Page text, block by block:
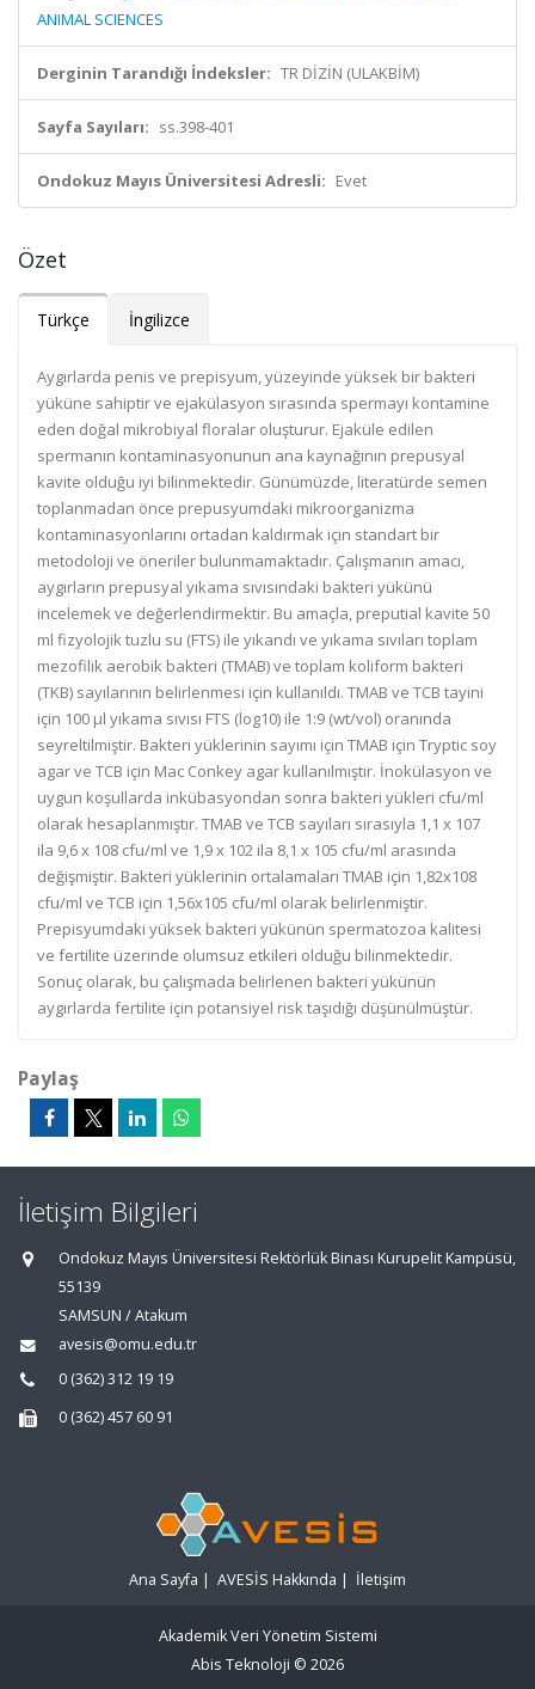
ANIMAL SCIENCES
Derginin Tarandığı İndeksler: TR DİZİN (ULAKBİM)
Sayfa Sayıları: ss.398-401
Ondokuz Mayıs Üniversitesi Adresli: Evet
Özet
Türkçe İngilizce
Aygırlarda penis ve prepisyum, yüzeyinde yüksek bir bakteri
yüküne sahiptir ve ejakülasyon sırasında spermayı kontamine
eden doğal mikrobiyal floralar oluşturur. Ejaküle edilen
spermanın kontaminasyonunun ana kaynağının prepusyal
kavite olduğu iyi bilinmektedir. Günümüzde, literatürde semen
toplanmadan önce prepusyumdaki mikroorganizma
kontaminasyonlarını ortadan kaldırmak için standart bir
metodoloji ve öneriler bulunmamaktadır. Çalışmanın amacı,
aygırların prepusyal yıkama sıvısındaki bakteri yükünü
incelemek ve değerlendirmektir. Bu amaçla, preputial kavite 50
ml fizyolojik tuzlu su (FTS) ile yıkandı ve yıkama sıvıları toplam
mezofilik aerobik bakteri (TMAB) ve toplam koliform bakteri
(TKB) sayılarının belirlenmesi için kullanıldı. TMAB ve TCB tayini
için 100 µl yıkama sıvısı FTS (log10) ile 1:9 (wt/vol) oranında
seyreltilmiştir. Bakteri yüklerinin sayımı için TMAB için Tryptic soy
agar ve TCB için Mac Conkey agar kullanılmıştır. İnokülasyon ve
uygun koşullarda inkübasyondan sonra bakteri yükleri cfu/ml
olarak hesaplanmıştır. TMAB ve TCB sayıları sırasıyla 1,1 x 107
ila 9,6 x 108 cfu/ml ve 1,9 x 102 ila 8,1 x 105 cfu/ml arasında
değişmiştir. Bakteri yüklerinin ortalamaları TMAB için 1,82x108
cfu/ml ve TCB için 1,56x105 cfu/ml olarak belirlenmiştir.
Prepisyumdaki yüksek bakteri yükünün spermatozoa kalitesi
ve fertilite üzerinde olumsuz etkileri olduğu bilinmektedir.
Sonuç olarak, bu çalışmada belirlenen bakteri yükünün
aygırlarda fertilite için potansiyel risk taşıdığı düşünülmüştür.
Paylaş
İletişim Bilgileri
Ondokuz Mayıs Üniversitesi Rektörlük Binası Kurupelit Kampüsü,
55139
SAMSUN / Atakum
avesis@omu.edu.tr
0 (362) 312 19 19
0 (362) 457 60 91
Ana Sayfa | AVESİS Hakkında | İletişim
Akademik Veri Yönetim Sistemi
Abis Teknoloji © 2026